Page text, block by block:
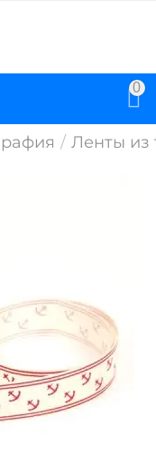
0
/ Ленты из